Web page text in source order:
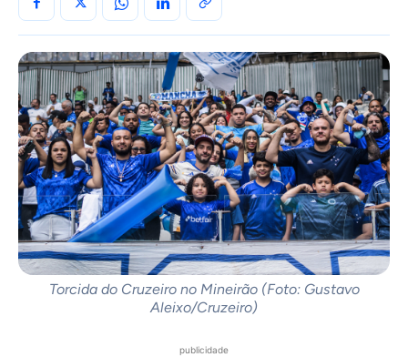
Torcida do Cruzeiro no Mineirão (Foto: Gustavo
Aleixo/Cruzeiro)
publicidade